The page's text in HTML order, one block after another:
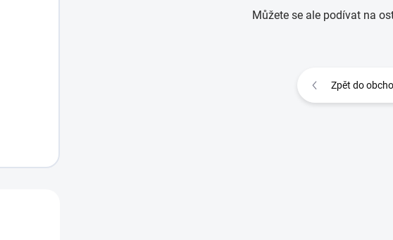
Můžete se ale podívat na
Zpět do